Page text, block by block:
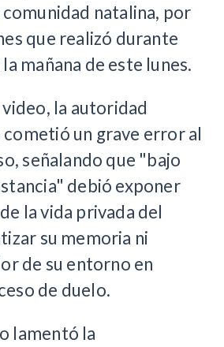
natalina, por
que realizó durante
mañana de este lunes.
la autoridad
un grave error al
señalando que "bajo
debió exponer
la vida privada del
su memoria ni
de su entorno en
de duelo.
lamentó la